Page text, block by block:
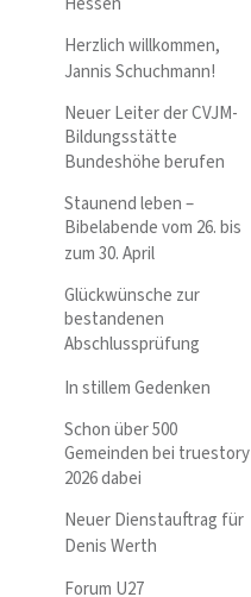
Herzlich willkommen,
Jannis Schuchmann!
Neuer Leiter der CVJM-
Bildungsstätte
Bundeshöhe berufen
Staunend leben –
Bibelabende vom 26. bis
zum 30. April
Glückwünsche zur
bestandenen
Abschlussprüfung
In stillem Gedenken
Schon über 500
Gemeinden bei truestory
2026 dabei
Neuer Dienstauftrag für
Denis Werth
Forum U27